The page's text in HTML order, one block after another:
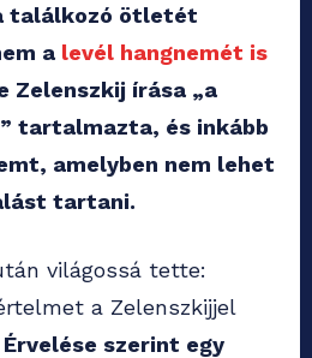
találkozó ötletét
a levél hangnemét is
Zelenszkij írása „a
tartalmazta, és inkább
amelyben nem lehet
tartani.
világossá tette:
a Zelenszkijjel
Érvelése szerint egy